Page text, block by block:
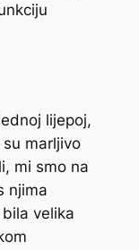
lijepoj,
marljivo
mi smo na
njima
velika